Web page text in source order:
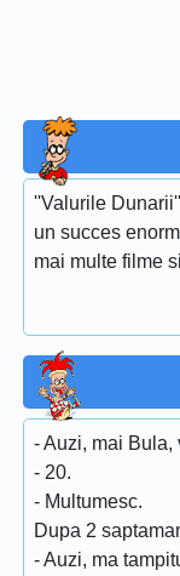
''Valurile
un succes
mai multe filme
- Auzi, mai Bula,
- 20.
- Multumesc.
Dupa 2
- Auzi, ma